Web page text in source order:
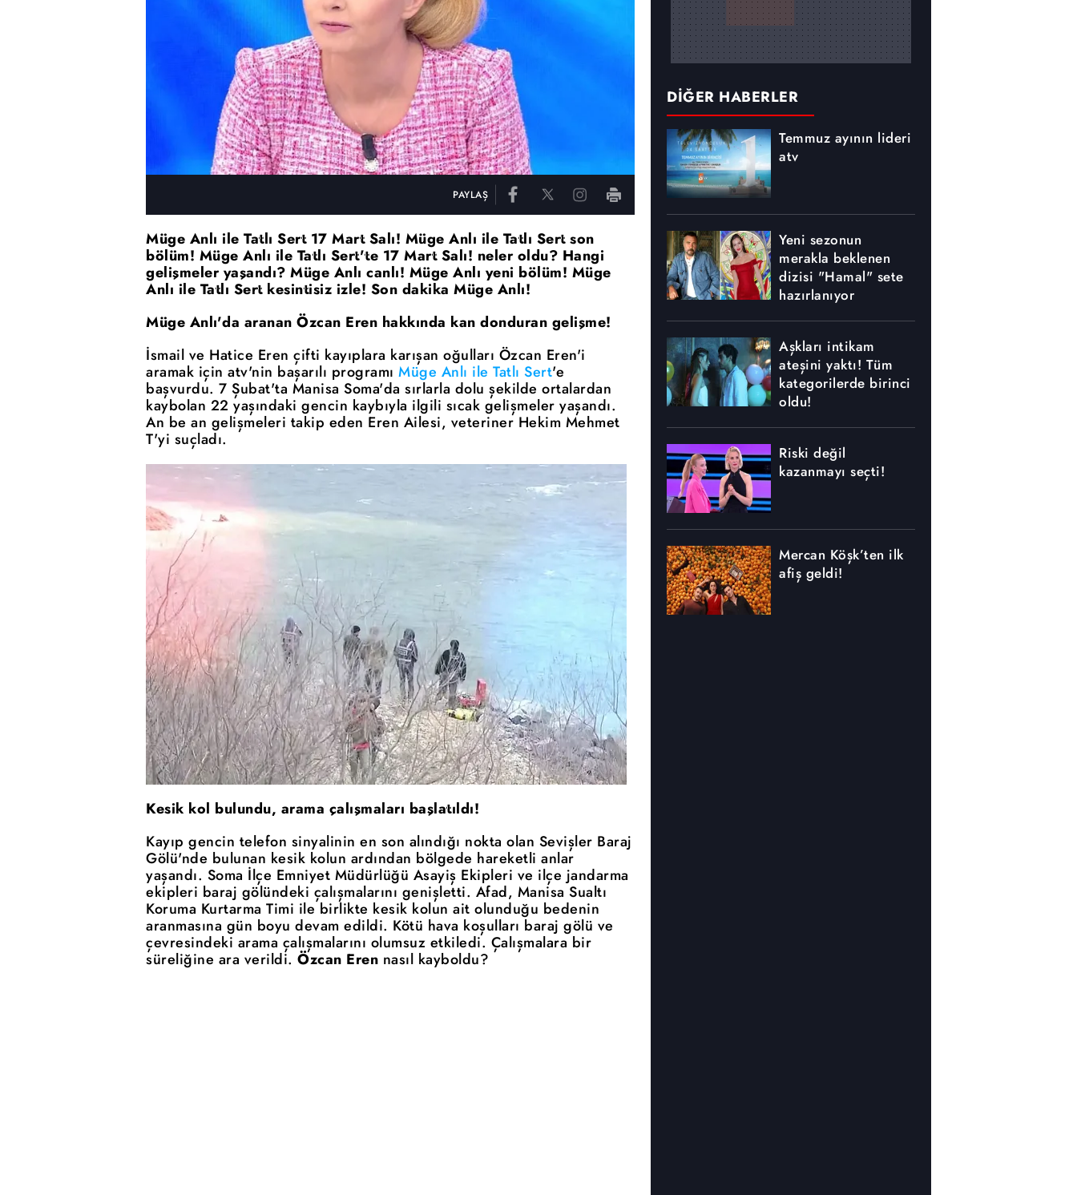
PAYLAŞ
Müge Anlı ile Tatlı Sert 17 Mart Salı! Müge Anlı ile Tatlı Sert son
bölüm! Müge Anlı ile Tatlı Sert'te 17 Mart Salı! neler oldu? Hangi
gelişmeler yaşandı? Müge Anlı canlı! Müge Anlı yeni bölüm! Müge
Anlı ile Tatlı Sert kesintisiz izle! Son dakika Müge Anlı!
Müge Anlı'da aranan Özcan Eren hakkında kan donduran gelişme!
İsmail ve Hatice Eren çifti kayıplara karışan oğulları Özcan Eren'i
aramak için atv'nin başarılı programı Müge Anlı ile Tatlı Sert'e
başvurdu. 7 Şubat'ta Manisa Soma'da sırlarla dolu şekilde ortalardan
kaybolan 22 yaşındaki gencin kaybıyla ilgili sıcak gelişmeler yaşandı.
An be an gelişmeleri takip eden Eren Ailesi, veteriner Hekim Mehmet
T'yi suçladı.
Kesik kol bulundu, arama çalışmaları başlatıldı!
Kayıp gencin telefon sinyalinin en son alındığı nokta olan Sevişler Baraj
Gölü'nde bulunan kesik kolun ardından bölgede hareketli anlar
yaşandı. Soma İlçe Emniyet Müdürlüğü Asayiş Ekipleri ve ilçe jandarma
ekipleri baraj gölündeki çalışmalarını genişletti. Afad, Manisa Sualtı
Koruma Kurtarma Timi ile birlikte kesik kolun ait olunduğu bedenin
aranmasına gün boyu devam edildi. Kötü hava koşulları baraj gölü ve
çevresindeki arama çalışmalarını olumsuz etkiledi. Çalışmalara bir
süreliğine ara verildi. Özcan Eren nasıl kayboldu?
DİĞER HABERLER
Temmuz ayının lideri
atv
Yeni sezonun
merakla beklenen
dizisi "Hamal" sete
hazırlanıyor
Aşkları intikam
ateşini yaktı! Tüm
kategorilerde birinci
oldu!
Riski değil
kazanmayı seçti!
Mercan Köşk’ten ilk
afiş geldi!